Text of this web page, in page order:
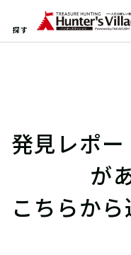
探す
発見レポ
が
こちらか